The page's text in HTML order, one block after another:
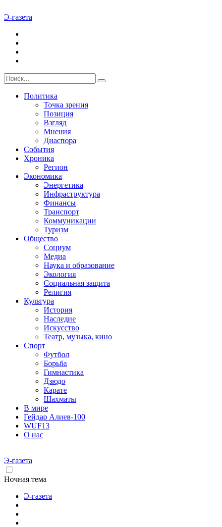
Э-газета
Политика
Точка зрения
Позиция
Взгляд
Мнения
Диаспора
События
Хроника
Регион
Экономика
Энергетика
Инфраструктура
Финансы
Транспорт
Коммуникации
Туризм
Общество
Социум
Медиа
Наука и образование
Экология
Социальная защита
Религия
Культура
История
Наследие
Искусство
Театр, музыка, кино
Спорт
Футбол
Борьба
Гимнастика
Дзюдо
Карате
Шахматы
В мире
Гейдар Алиев-100
WUF13
О нас
Э-газета
Ночная тема
Э-газета